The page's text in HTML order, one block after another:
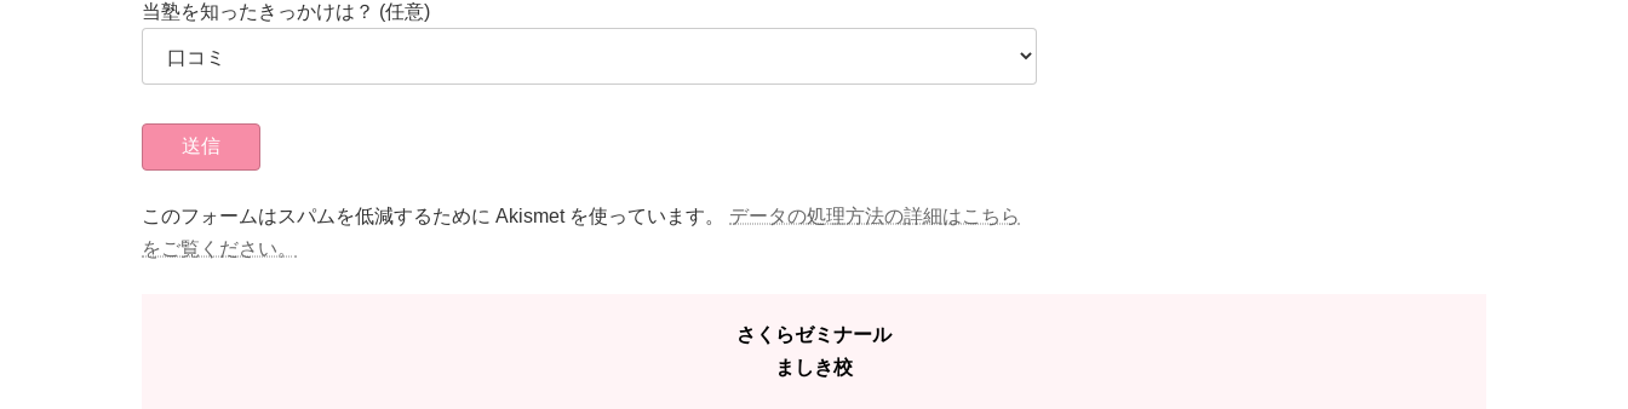
当塾を知ったきっかけは？ (任意)
このフォームはスパムを低減するために Akismet を使っています。 データの処理方法の詳細はこちら
をご覧ください。
さくらゼミナール
ましき校